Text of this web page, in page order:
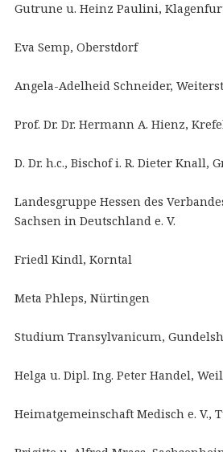
Gutrune u. Heinz Paulini,
Eva Semp, Oberstdorf
Angela-Adelheid Schneider,
Prof. Dr. Dr. Hermann A. Hienz,
D. Dr. h.c., Bischof i. R. Dieter Knall,
Landesgruppe Hessen des
Sachsen in Deutschland e. V.
Friedl Kindl, Korntal
Meta Phleps, Nürtingen
Studium Transylvanicum,
Helga u. Dipl. Ing. Peter Handel,
Heimatgemeinschaft Medisch e. V.,